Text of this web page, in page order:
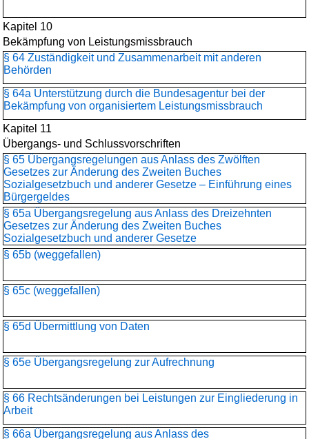
Kapitel 10
Bekämpfung von Leistungsmissbrauch
§ 64 Zuständigkeit und Zusammenarbeit mit anderen
Behörden
§ 64a Unterstützung durch die Bundesagentur bei der
Bekämpfung von organisiertem Leistungsmissbrauch
Kapitel 11
Übergangs- und Schlussvorschriften
§ 65 Übergangsregelungen aus Anlass des Zwölften
Gesetzes zur Änderung des Zweiten Buches
Sozialgesetzbuch und anderer Gesetze – Einführung eines
Bürgergeldes
§ 65a Übergangsregelung aus Anlass des Dreizehnten
Gesetzes zur Änderung des Zweiten Buches
Sozialgesetzbuch und anderer Gesetze
§ 65b (weggefallen)
§ 65c (weggefallen)
§ 65d Übermittlung von Daten
§ 65e Übergangsregelung zur Aufrechnung
§ 66 Rechtsänderungen bei Leistungen zur Eingliederung in
Arbeit
§ 66a Übergangsregelung aus Anlass des